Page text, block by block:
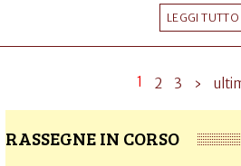
LEGGI TUTTO
1 2 3 ›
RASSEGNE IN CORSO